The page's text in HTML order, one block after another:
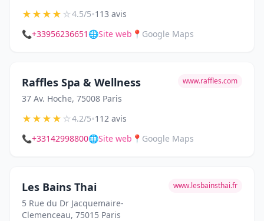
★★★★☆4.5/5•113 avis
📞+33956236651 🌐Site web 📍 Google Maps
Raffles Spa & Wellness
37 Av. Hoche, 75008 Paris
www.raffles.com
★★★★☆4.2/5•112 avis
📞+33142998800🌐Site web 📍 Google Maps
Les Bains Thai
5 Rue du Dr Jacquemaire-
Clemenceau, 75015 Paris
www.lesbainsthai.fr